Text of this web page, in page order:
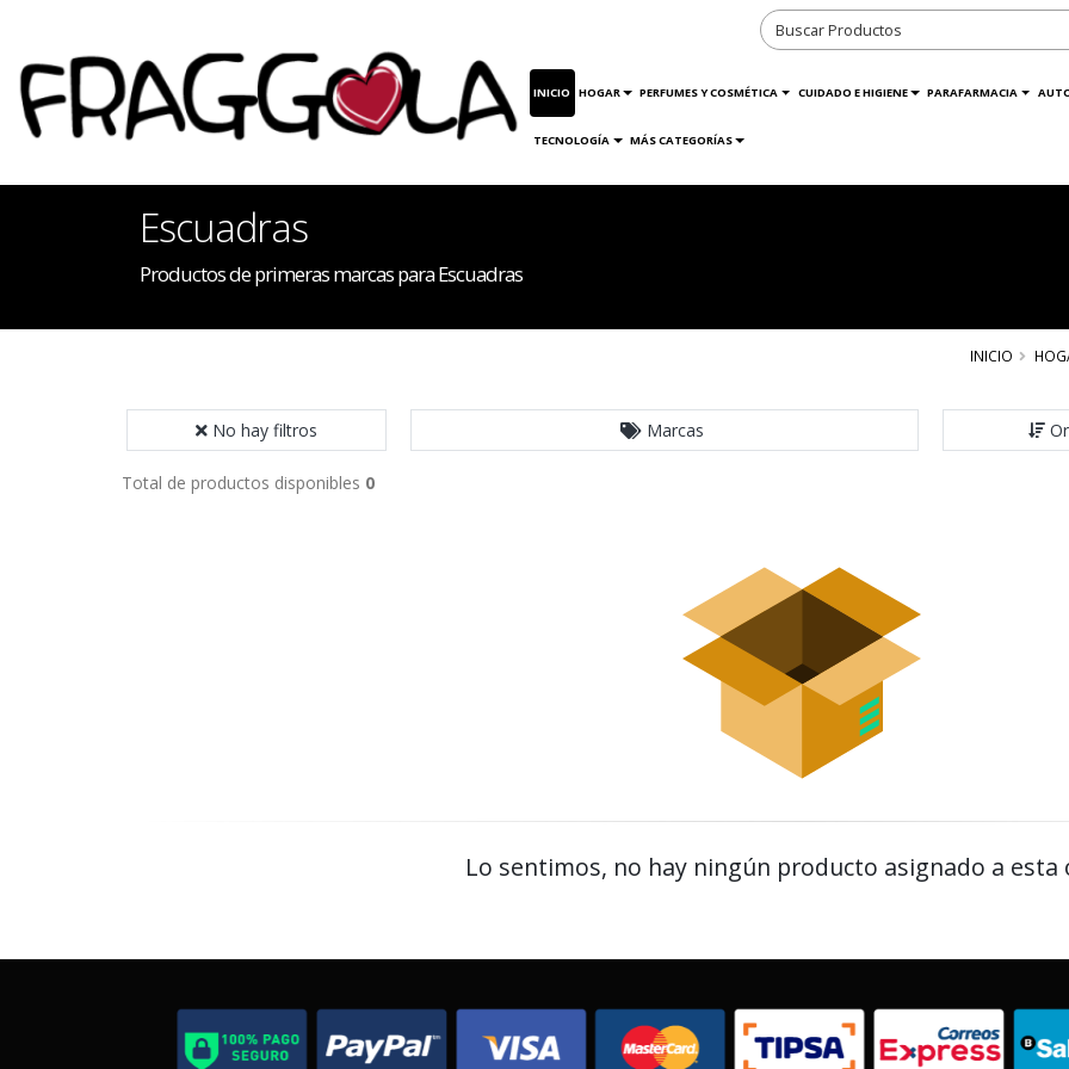
INICIO HOGAR PERFUMES Y COSMÉTICA CUIDADO E HIGIENE PARAFARMACIA
TECNOLOGÍA MÁS CATEGORÍAS
Escuadras
Productos de primeras marcas para Escuadras
INICIO
No hay filtros Marcas
Total de productos disponibles 0
Lo sentimos, no hay ningún producto asignado a esta